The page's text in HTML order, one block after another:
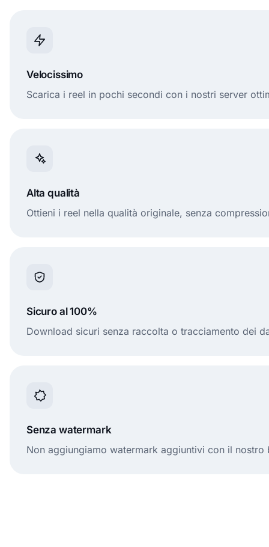
Velocissimo
Scarica i reel in pochi secondi con i nostri server
Alta qualità
Ottieni i reel nella qualità originale, senza
Sicuro al 100%
Download sicuri senza raccolta o tracciamento dei
Senza watermark
Non aggiungiamo watermark aggiuntivi con il nostro